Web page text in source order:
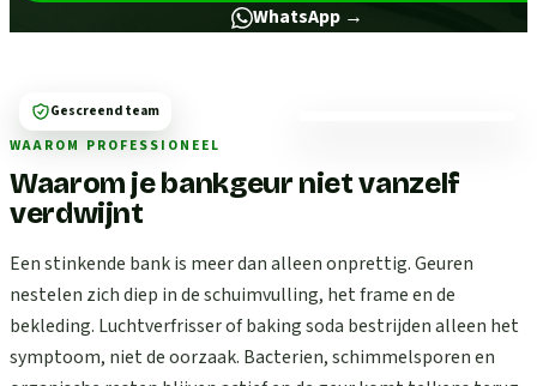
WhatsApp →
WAAROM PROFESSIONEEL
Waarom je bankgeur niet vanzelf
verdwijnt
Een stinkende bank is meer dan alleen onprettig. Geuren
nestelen zich diep in de schuimvulling, het frame en de
bekleding. Luchtverfrisser of baking soda bestrijden alleen het
symptoom, niet de oorzaak. Bacterien, schimmelsporen en
Gescreend team